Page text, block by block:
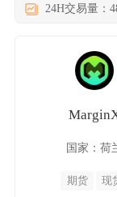
24H交易量：
国家：荷
期货 现